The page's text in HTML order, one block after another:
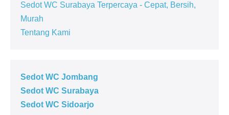
Sedot WC Surabaya Terpercaya - Cepat, Bersih,
Murah
Tentang Kami
Sedot WC Jombang
Sedot WC Surabaya
Sedot WC Sidoarjo